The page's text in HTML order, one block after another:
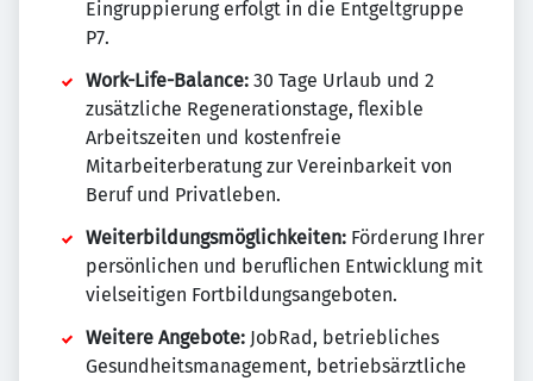
Eingruppierung erfolgt in die Entgeltgruppe
P7.
Work-Life-Balance: 30 Tage Urlaub und 2
zusätzliche Regenerationstage, flexible
Arbeitszeiten und kostenfreie
Mitarbeiterberatung zur Vereinbarkeit von
Beruf und Privatleben.
Weiterbildungsmöglichkeiten: Förderung Ihrer
persönlichen und beruflichen Entwicklung mit
vielseitigen Fortbildungsangeboten.
Weitere Angebote: JobRad, betriebliches
Gesundheitsmanagement, betriebsärztliche